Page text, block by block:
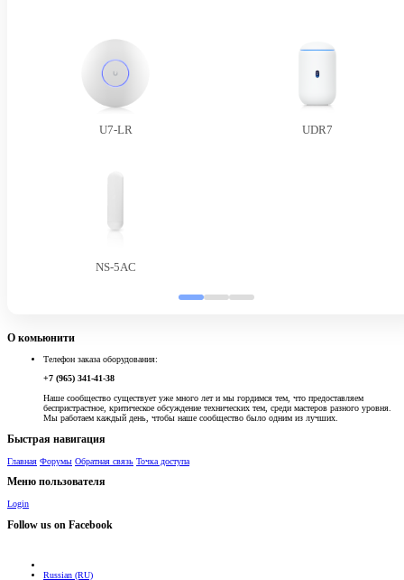
U7-LR UDR7
NS-5AC
О комьюнити
Телефон заказа оборудования:
+7 (965) 341-41-38
Наше сообщество существует уже много лет и мы гордимся тем, что предоставляем
беспристрастное, критическое обсуждение технических тем, среди мастеров разного уровня.
Мы работаем каждый день, чтобы наше сообщество было одним из лучших.
Быстрая навигация
Главная Форумы Обратная связь Точка доступа
Меню пользователя
Login
Follow us on Facebook
Russian (RU)